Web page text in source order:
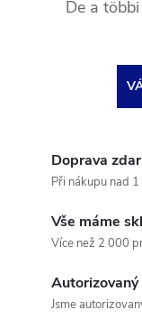
De a
Doprava
Při nákupu nad
Vše máme
Více než 2 000
Autorizovaný
Jsme